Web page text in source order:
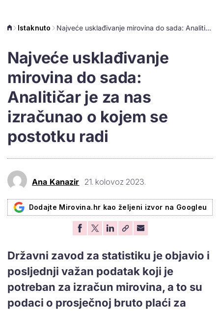
Istaknuto Najveće usklađivanje mirovina do sada: Analitičar je za nas izračunao o kojem se postotku radi
Najveće usklađivanje
mirovina do sada:
Analitičar je za nas
izračunao o kojem se
postotku radi
Ana Kanazir 21. kolovoz 2023.
Dodajte Mirovina.hr kao željeni izvor na Googleu
Državni zavod za statistiku je objavio i
posljednji važan podatak koji je
potreban za izračun mirovina, a to su
podaci o prosječnoj bruto plaći za